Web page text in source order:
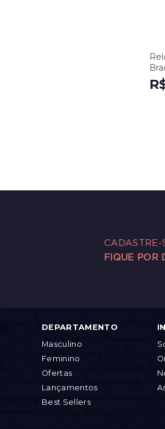
FIQUE POR
DEPARTAMENTO
Masculino
Feminino
Ofertas
Lançamentos
Best Sellers